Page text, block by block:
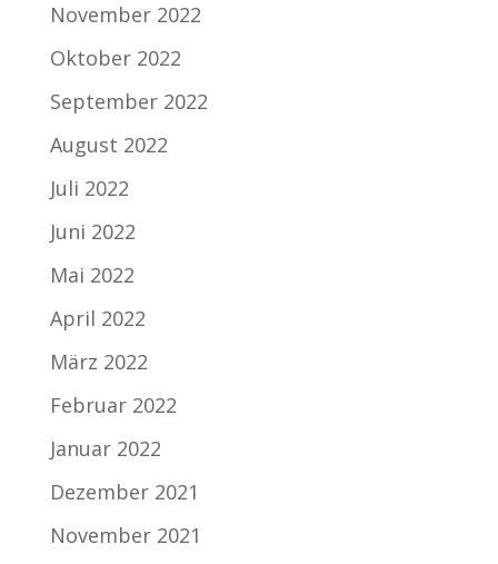
November 2022
Oktober 2022
September 2022
August 2022
Juli 2022
Juni 2022
Mai 2022
April 2022
März 2022
Februar 2022
Januar 2022
Dezember 2021
November 2021